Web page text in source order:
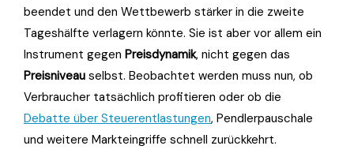
beendet und den Wettbewerb stärker in die zweite
Tageshälfte verlagern könnte. Sie ist aber vor allem ein
Instrument gegen Preisdynamik, nicht gegen das
Preisniveau selbst. Beobachtet werden muss nun, ob
Verbraucher tatsächlich profitieren oder ob die
Debatte über Steuerentlastungen, Pendlerpauschale
und weitere Markteingriffe schnell zurückkehrt.